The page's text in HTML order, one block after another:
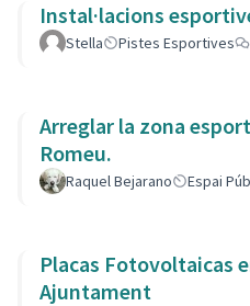
Instal·lacions
Stella Pistes Esportives
Arreglar la zona
Romeu.
Raquel Bejarano Espai
Placas Fotovoltaicas
Ajuntament